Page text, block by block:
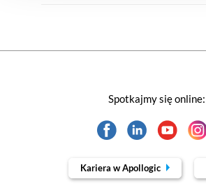
Spotkajmy się online:
Kariera w Apollogic